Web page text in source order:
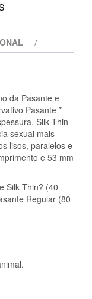
da Pasante e
Pasante *
Silk Thin
sexual mais
lisos, paralelos e
e 53 mm
Silk Thin? (40
Regular (80